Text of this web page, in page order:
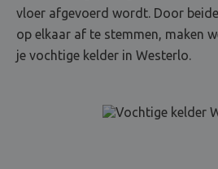
vloer afgevoerd wordt. Door
op elkaar af te stemmen, maken
je vochtige kelder in Westerlo.